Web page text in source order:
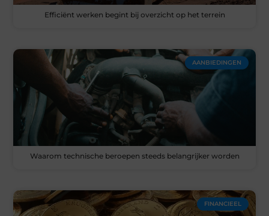
Efficiënt werken begint bij overzicht op het terrein
AANBIEDINGEN
Waarom technische beroepen steeds belangrijker worden
FINANCIEEL